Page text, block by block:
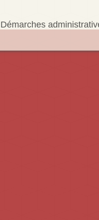
Démarches